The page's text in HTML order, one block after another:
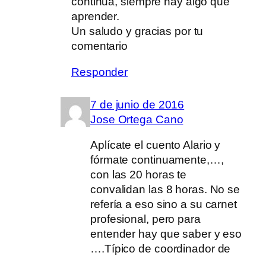
aprender.
Un saludo y gracias por tu
comentario
Responder
7 de junio de 2016
Jose Ortega Cano
Aplícate el cuento Alario y
fórmate continuamente,…,
con las 20 horas te
convalidan las 8 horas. No se
refería a eso sino a su carnet
profesional, pero para
entender hay que saber y eso
….Típico de coordinador de